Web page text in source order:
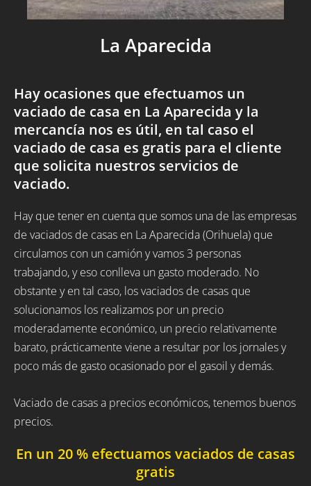
La Aparecida
Hay ocasiones que efectuamos un
vaciado de casa en La Aparecida y la
mercancía nos es útil, en tal caso el
vaciado de casa es gratis para el cliente
que solicita nuestros servicios de
vaciado.
Hay que tener en cuenta que somos una de las empresas
de vaciados de casas en La Aparecida (Orihuela) que
circulamos con un camión y vamos 3 personas
trabajando, y eso conlleva un gasto moderado. No
obstante y en tal caso, los vaciados de casas que
solucionamos los realizamos por un precio
moderadamente económico, un precio relativamente
barato, prácticamente viene a resultar por los jornales y
poco más de gasto ocasionado por el gasoil y demás.
Vaciado de casas a precios económicos, tenemos buenos
precios.
En un 20 % efectuamos vaciados de casas
gratis